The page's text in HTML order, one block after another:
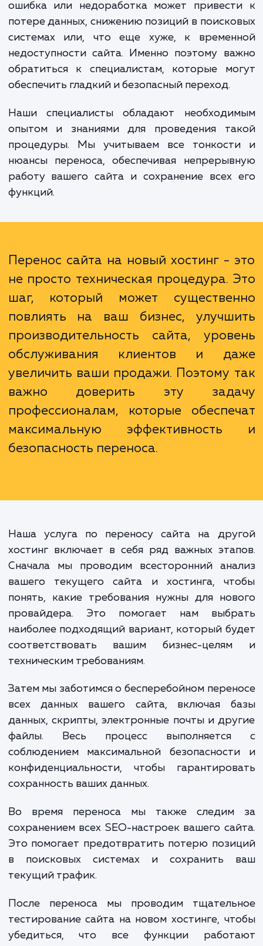
Перенос сайта на другой хостинг - это
процедура, которая
профессиональных навыков и опыта.
ошибка или недоработка может
системах или, что еще хуже, к
недоступности сайта. Именно поэтому
обратиться к специалистам, которые
обеспечить гладкий и безопасный переход.
Наши специалисты обладают
работу вашего сайта и сохранение всех
функций.
Перенос сайта на новый хостинг -
не просто техническая процедура.
шаг, который может
повлиять на ваш бизнес,
производительность сайта,
профессионалам, которые
максимальную
безопасность переноса.
Наша услуга по переносу сайта на
хостинг включает в себя ряд важных
Сначала мы проводим всесторонний
вашего текущего сайта и хостинга,
понять, какие требования нужны для
провайдера. Это помогает нам
наиболее подходящий вариант, который
соответствовать вашим бизнес-
техническим требованиям.
Затем мы заботимся о бесперебойном
данных, скрипты, электронные почты и
соблюдением максимальной
конфиденциальности, чтобы
сохранность ваших данных.